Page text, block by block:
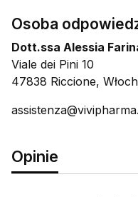
Osoba
Dott.ssa Alessia
Viale dei Pini 10
47838 Riccione,
Opinie